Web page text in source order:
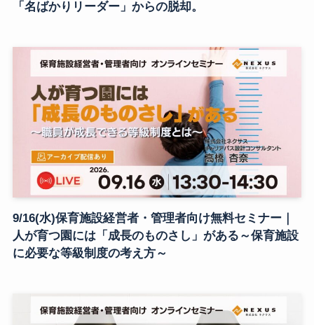
「名ばかりリーダー」からの脱却。
9/16(水)保育施設経営者・管理者向け無料セミナー｜
人が育つ園には「成長のものさし」がある～保育施設
に必要な等級制度の考え方～